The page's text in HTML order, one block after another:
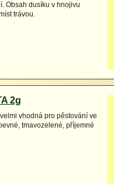
Obsah dusíku v hnojivu
trávou.
2g
vhodná pro pěstování ve
tmavozelené, příjemné